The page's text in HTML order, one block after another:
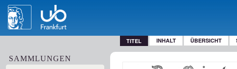
TITEL INHALT ÜBERSICHT
SAMMLUNGEN